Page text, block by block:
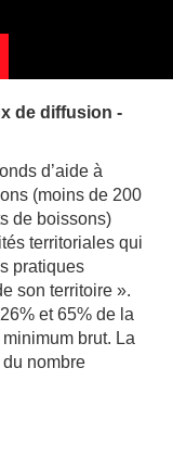
de diffusion -
d’aide à
(moins de 200
de boissons)
territoriales qui
pratiques
son territoire ».
et 65% de la
brut. La
nombre